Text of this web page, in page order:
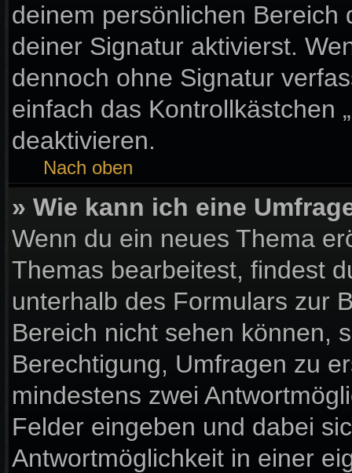
deinem persönlichen
deiner Signatur aktivierst.
dennoch ohne Signatur
einfach das Kontrollkästchen
deaktivieren.
Nach oben
» Wie kann ich eine
Wenn du ein neues Thema
Themas bearbeitest, findest
unterhalb des Formulars zur
Bereich nicht sehen können,
Berechtigung, Umfragen zu
mindestens zwei
Felder eingeben und dabei
Antwortmöglichkeit in einer